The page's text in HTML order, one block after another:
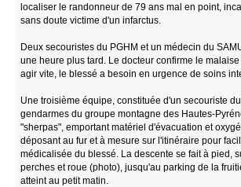
localiser le randonneur de 79 ans mal en point,
sans doute victime d'un infarctus.
Deux secouristes du PGHM et un médecin du
une heure plus tard. Le docteur confirme le
agir vite, le blessé a besoin en urgence de soins
Une troisième équipe, constituée d'un secouriste
gendarmes du groupe montagne des Hautes-
"sherpas", emportant matériel d'évacuation et
déposant au fur et à mesure sur l'itinéraire pour
médicalisée du blessé. La descente se fait à pied,
perches et roue (photo), jusqu'au parking de la
atteint au petit matin.